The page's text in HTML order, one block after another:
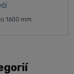
1600 mm